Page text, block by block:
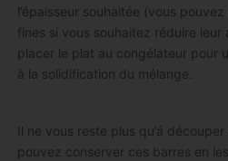
l’épaisseur souhaitée (vous
fines si vous souhaitez réduire
placer le plat au congélateur pour
à la solidification du mélange.
Il ne vous reste plus qu’á
pouvez conserver ces barres en